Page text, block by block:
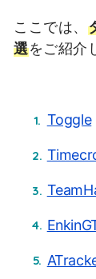
ここでは、
選をご紹介
Toggle